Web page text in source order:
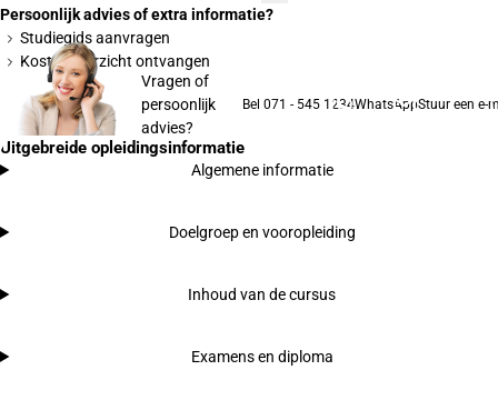
Persoonlijk advies of extra informatie?
Studiegids aanvragen
Kostenoverzicht ontvangen
Vragen of
persoonlijk
advies?
Bel 071 - 545 1234WhatsAppStuur een e-
Uitgebreide opleidingsinformatie
Algemene informatie
Doelgroep en vooropleiding
Inhoud van de cursus
Examens en diploma